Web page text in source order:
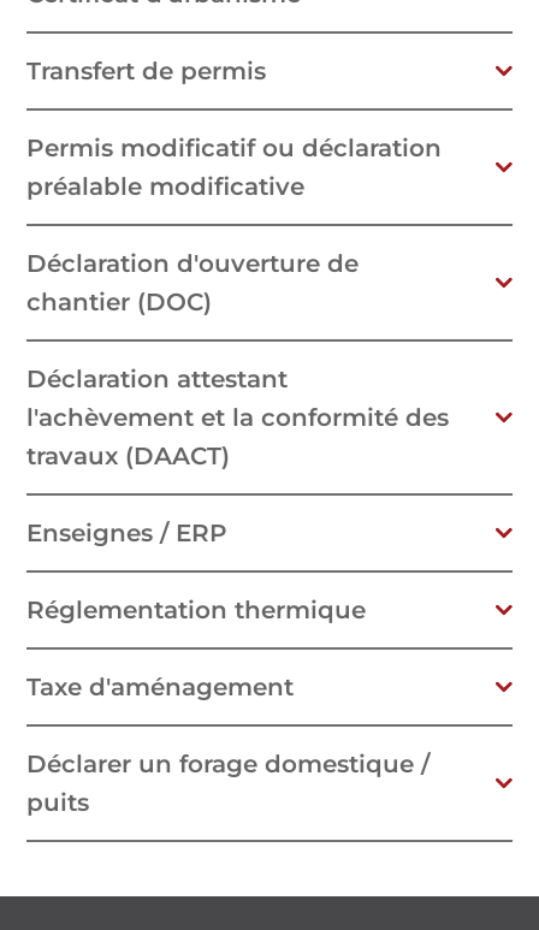
Transfert de permis
Permis modificatif ou déclaration
préalable modificative
Déclaration d'ouverture de
chantier (DOC)
Déclaration attestant
l'achèvement et la conformité des
travaux (DAACT)
Enseignes / ERP
Réglementation thermique
Taxe d'aménagement
Déclarer un forage domestique /
puits